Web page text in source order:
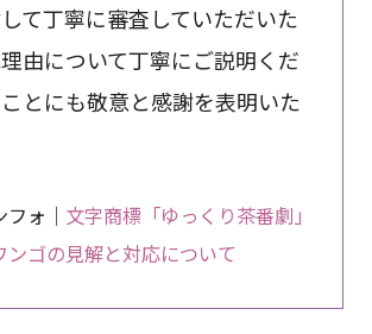
て丁寧に審査していただいた
由について丁寧にご説明くだ
とにも敬意と感謝を表明いた
ォ｜ 文字商標「ゆっくり茶番劇」
ンゴの見解と対応について